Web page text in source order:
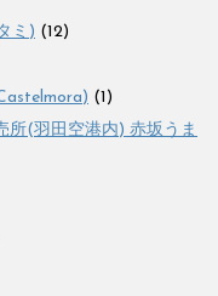
ミ) (12)
(1)
所(羽田空港内) 赤坂うま